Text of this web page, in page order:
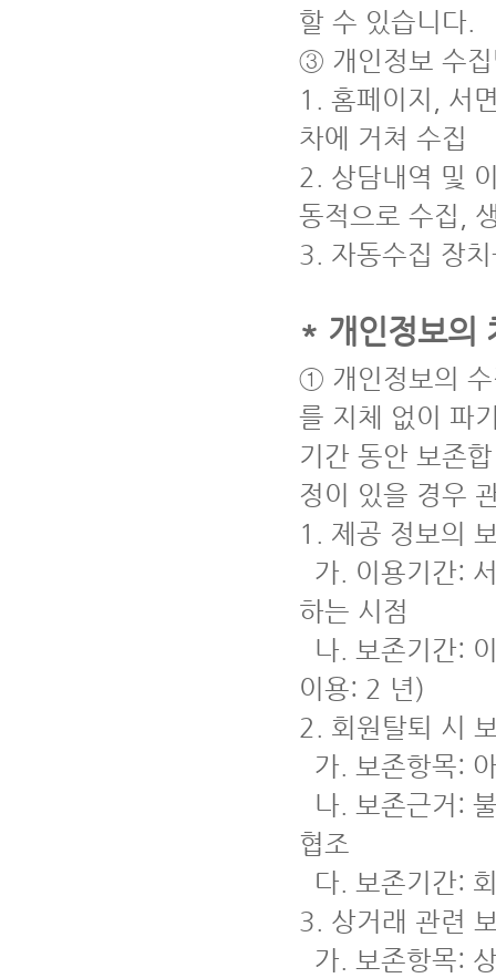
할 수 있습니다.
③ 개인정보 수
1. 홈페이지, 서
차에 거쳐 수집
2. 상담내역 및
동적으로 수집,
3. 자동수집 장
* 개인정보의
① 개인정보의 수
를 지체 없이 파
기간 동안 보존
정이 있을 경우
1. 제공 정보의
가. 이용기간:
하는 시점
나. 보존기간:
이용: 2 년)
2. 회원탈퇴 시
가. 보존항목:
나. 보존근거:
협조
다. 보존기간:
3. 상거래 관련
가. 보존항목: